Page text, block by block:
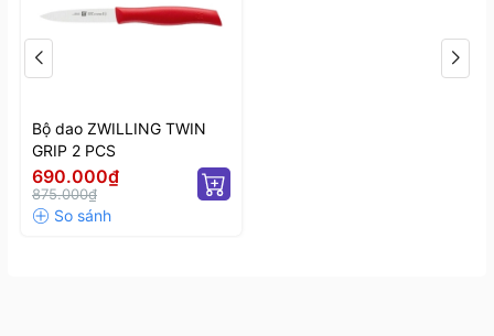
Bộ dao ZWILLING TWIN
GRIP 2 PCS
690.000₫
875.000₫